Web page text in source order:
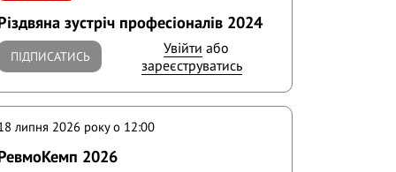
зустріч професіоналів 2024
ПІДПИСАТИСЬ Увійти або
зареєструватись
липня 2026 року o 12:00
2026